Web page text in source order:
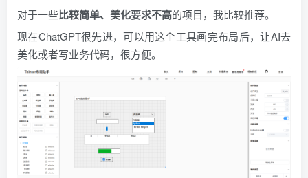
对于一些比较简单、美化要求不高的项目，我比较推荐。
现在ChatGPT很先进，可以用这个工具画完布局后，让AI去
美化或者写业务代码，很方便。